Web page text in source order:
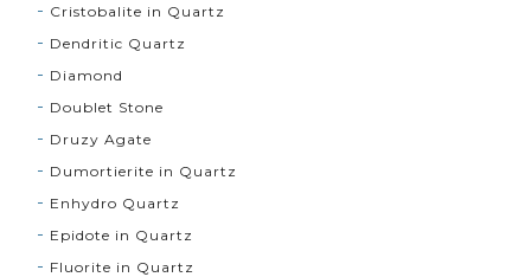
Cristobalite in Quartz
Dendritic Quartz
Diamond
Doublet Stone
Druzy Agate
Dumortierite in Quartz
Enhydro Quartz
Epidote in Quartz
Fluorite in Quartz